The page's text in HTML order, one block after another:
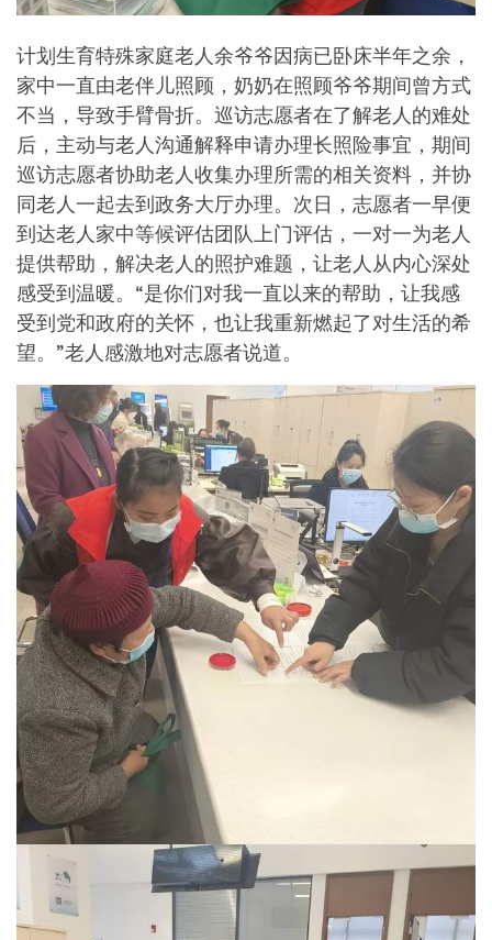
计划生育特殊家庭老人余爷爷因病已卧床半年之余，
家中一直由老伴儿照顾，奶奶在照顾爷爷期间曾方式
不当，导致手臂骨折。巡访志愿者在了解老人的难处
后，主动与老人沟通解释申请办理长照险事宜，期间
巡访志愿者协助老人收集办理所需的相关资料，并协
同老人一起去到政务大厅办理。次日，志愿者一早便
到达老人家中等候评估团队上门评估，一对一为老人
提供帮助，解决老人的照护难题，让老人从内心深处
感受到温暖。“是你们对我一直以来的帮助，让我感
受到党和政府的关怀，也让我重新燃起了对生活的希
望。”老人感激地对志愿者说道。